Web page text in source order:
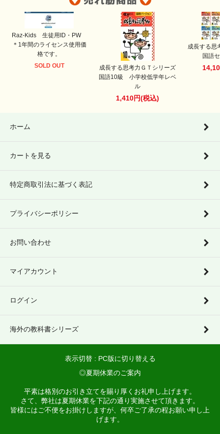
Raz-Kids 生徒用ID・PW
＊1年間のライセンス使用価
格です。
SOLD OUT
成長する思考力ＧＴシリーズ
国語10級 小学校低学年レベ
ル
1,410円(税込)
成長する思
国語
ホーム
カートを見る
特定商取引法に基づく表記
プライバシーポリシー
お問い合わせ
マイアカウント
ログイン
海外の教科書シリーズ
表示切替 : PC版に切り替える
◎夏期休業のご案内
平素は格別のお引き立てを賜り厚くお礼申し上げます。
さて、弊社は夏期休業を下記の通り実施させて頂きます。
皆様にはご不便をお掛けしますが、何卒ご了承の程お願い申し上
げます。